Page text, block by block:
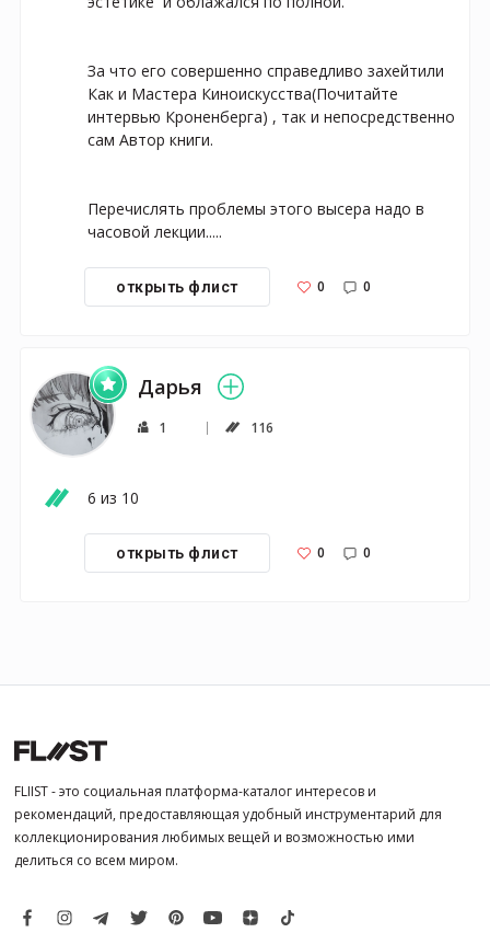
За что его совершенно справедливо захейтили
Как и Мастера Киноискусства(Почитайте
интервью Кроненберга) , так и непосредственно
сам Автор книги.
Перечислять проблемы этого высера надо в
часовой лекции.....
открыть флист 0 0
Дарья
1 116
6 из 10
открыть флист 0 0
FLIIST - это социальная платформа-каталог интересов и
рекомендаций, предоставляющая удобный инструментарий для
коллекционирования любимых вещей и возможностью ими
делиться со всем миром.